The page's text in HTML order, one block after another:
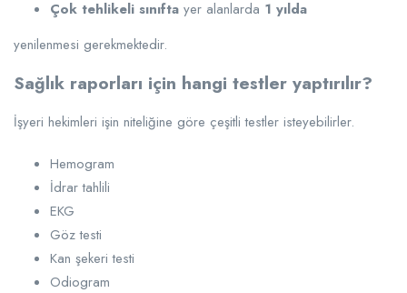
Çok tehlikeli sınıfta yer alanlarda 1 yılda
yenilenmesi gerekmektedir.
Sağlık raporları için hangi testler yaptırılır?
İşyeri hekimleri işin niteliğine göre çeşitli testler isteyebilirler.
Hemogram
İdrar tahlili
EKG
Göz testi
Kan şekeri testi
Odiogram